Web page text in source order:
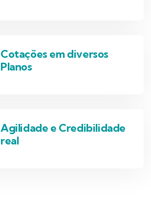
Cotações em diversos
Planos
Agilidade e Credibilidade
real